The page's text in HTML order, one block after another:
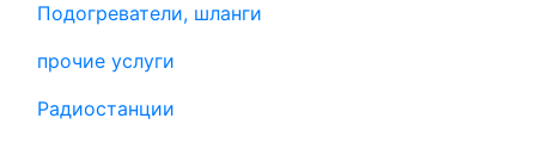
Подогреватели, шланги
прочие услуги
Радиостанции